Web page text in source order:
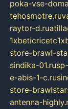
poka-vse-
tehosmotre.ru
raytor-d.ru
store-brawl-
sindika-01.ru
e-abis-1-c.ru
store-
antenna-